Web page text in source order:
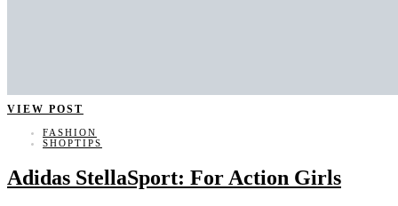
VIEW POST
FASHION
SHOPTIPS
Adidas StellaSport: For Action Girls